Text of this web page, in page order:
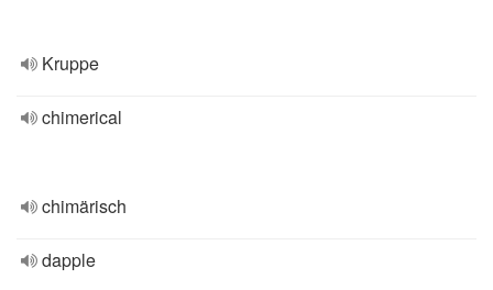
Kruppe
chimerical
chimärisch
dapple